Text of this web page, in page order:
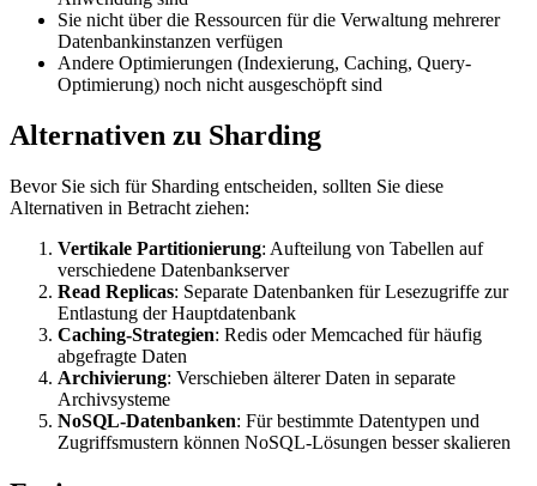
Sie nicht über die Ressourcen für die Verwaltung mehrerer
Datenbankinstanzen verfügen
Andere Optimierungen (Indexierung, Caching, Query-
Optimierung) noch nicht ausgeschöpft sind
Alternativen zu Sharding
Bevor Sie sich für Sharding entscheiden, sollten Sie diese
Alternativen in Betracht ziehen:
Vertikale Partitionierung: Aufteilung von Tabellen auf
verschiedene Datenbankserver
Read Replicas: Separate Datenbanken für Lesezugriffe zur
Entlastung der Hauptdatenbank
Caching-Strategien: Redis oder Memcached für häufig
abgefragte Daten
Archivierung: Verschieben älterer Daten in separate
Archivsysteme
NoSQL-Datenbanken: Für bestimmte Datentypen und
Zugriffsmustern können NoSQL-Lösungen besser skalieren